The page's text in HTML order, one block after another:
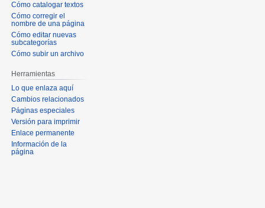
Cómo catalogar textos
Cómo corregir el
nombre de una página
Cómo editar nuevas
subcategorías
Cómo subir un archivo
Herramientas
Lo que enlaza aquí
Cambios relacionados
Páginas especiales
Versión para imprimir
Enlace permanente
Información de la
página